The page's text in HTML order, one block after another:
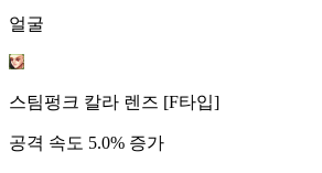
얼굴
스팀펑크 칼라 렌즈 [F타입]
공격 속도 5.0% 증가